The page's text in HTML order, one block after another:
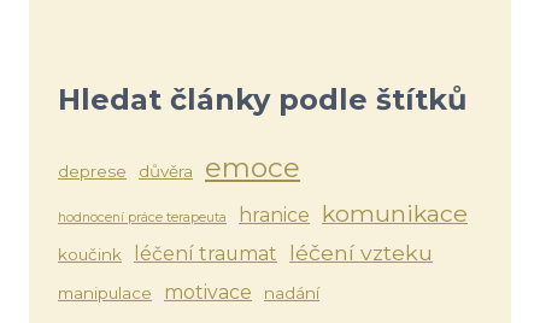
Hledat články podle štítků
deprese důvěra emoce
hodnocení práce terapeuta hranice komunikace
koučink léčení traumat léčení vzteku
manipulace motivace nadání